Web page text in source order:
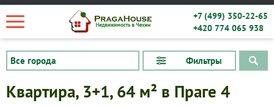
+7 (499) 350-22-65
+420 774 065 938
Фильтры
Квартира, 3+1, 64 м² в Праге 4